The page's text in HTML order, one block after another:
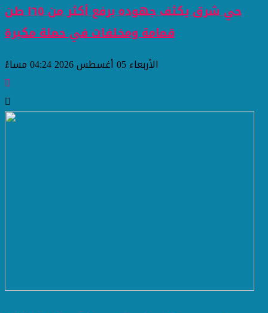
حي شرق يكثف جهوده برفع أكثر من ١٦٥ طن
قمامة ومخلفات في حملة مكبرة
الأربعاء 05 أغسطس 2026 04:24 مساءً